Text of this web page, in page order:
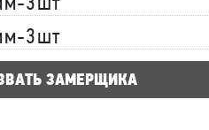
3шт
3шт
ЗАМЕРЩИКА